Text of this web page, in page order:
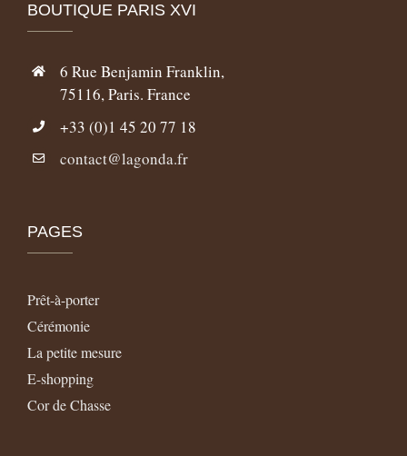
BOUTIQUE PARIS XVI
6 Rue Benjamin Franklin,
75116, Paris. France
+33 (0)1 45 20 77 18
contact@lagonda.fr
PAGES
Prêt-à-porter
Cérémonie
La petite mesure
E-shopping
Cor de Chasse